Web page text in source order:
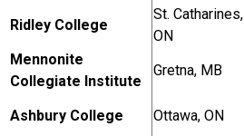
加拿大的福利制度
吃货眼中的加拿大地图
Ridley College
St. Catharines,
ON
Mennonite
Collegiate Institute
Gretna, MB
Ashbury College Ottawa, ON